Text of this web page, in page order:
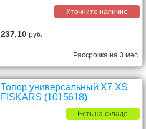
Уточните наличие
237,10руб.
Рассрочка на 3 мес.
Топор универсальный X7 XS
FISKARS (1015618)
Есть на складе